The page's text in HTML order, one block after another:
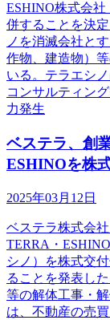
ESHINO株式会
併することを決
ノを消滅会社と
作物、建造物）
いる。テラエシ
コンサルティン
力発生
ベステラ、創
ESHINOを株
2025年03月12日
ベステラ株式会
TERRA・
シノ）を株式交
ることを発表し
等の解体工事・
は、不動産の売